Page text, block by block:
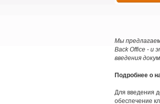
Мы
Back Office - и
введения
Подробнее о
Для введения
обеспечение